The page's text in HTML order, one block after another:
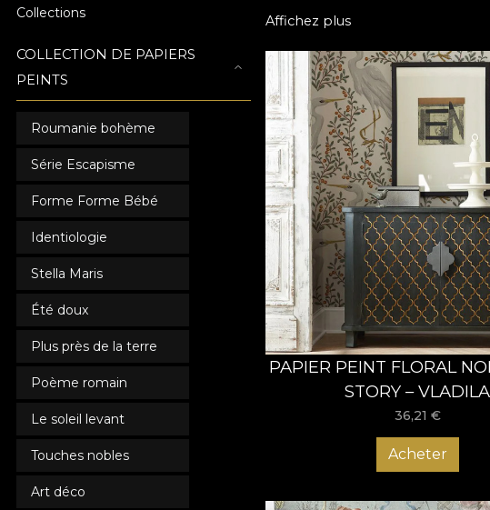
Collections
COLLECTION DE PAPIERS
PEINTS
Roumanie bohème
Série Escapisme
Forme Forme Bébé
Identiologie
Stella Maris
Été doux
Plus près de la terre
Poème romain
Le soleil levant
Touches nobles
Art déco
met en valeur les détails. Pour
géométriques ou floraux, qui
recommandons un design
Quelles que soient vos
Différents
Nous proposons de nombreux
pour couloirs sont également
longtemps. Chez nous, vous
un petit espace. Vous pouvez
de couloir de VLAdiLA vous
adapté à votre couloir et
Affichez plus
PAPIER PEINT FLORAL
STORY – VLADILA
36,21 €
Acheter